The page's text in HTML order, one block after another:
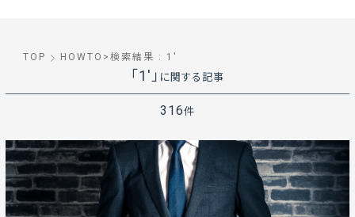
TOP HOWTO >検索結果 : 1'
「1'」 に関する記事
316件